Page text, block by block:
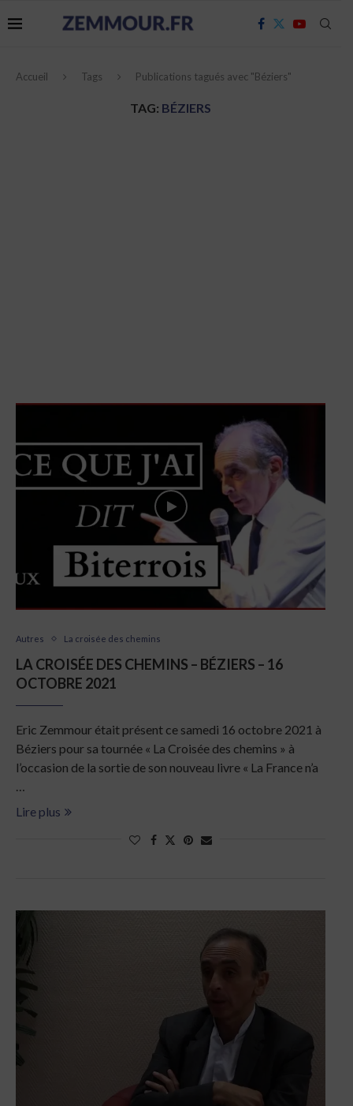
Accueil Tags Publications tagués avec "Béziers"
TAG: BÉZIERS
Autres La croisée des chemins
LA CROISÉE DES CHEMINS – BÉZIERS – 16
OCTOBRE 2021
Eric Zemmour était présent ce samedi 16 octobre 2021 à
Béziers pour sa tournée « La Croisée des chemins » à
l’occasion de la sortie de son nouveau livre « La France n’a
…
Lire plus